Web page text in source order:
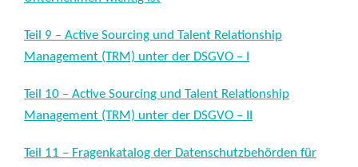
Teil 9 – Active Sourcing und Talent Relationship
Management (TRM) unter der DSGVO – I
Teil 10 – Active Sourcing und Talent Relationship
Management (TRM) unter der DSGVO – II
Teil 11 – Fragenkatalog der Datenschutzbehörden für